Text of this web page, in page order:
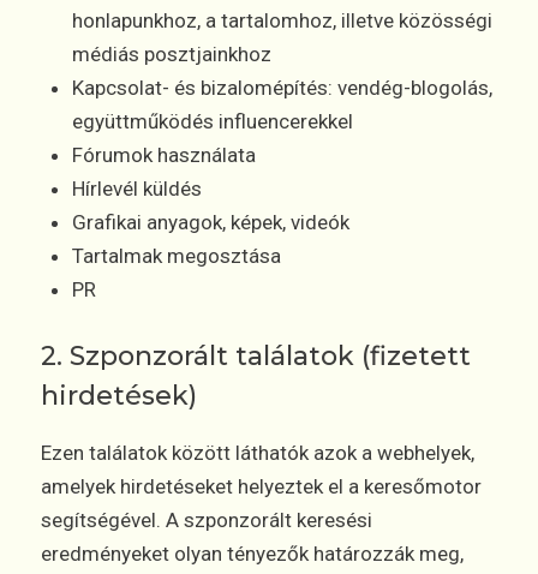
honlapunkhoz, a tartalomhoz, illetve közösségi
médiás posztjainkhoz
Kapcsolat- és bizalomépítés: vendég-blogolás,
együttműködés influencerekkel
Fórumok használata
Hírlevél küldés
Grafikai anyagok, képek, videók
Tartalmak megosztása
PR
2. Szponzorált találatok (fizetett
hirdetések)
Ezen találatok között láthatók azok a webhelyek,
amelyek hirdetéseket helyeztek el a keresőmotor
segítségével. A szponzorált keresési
eredményeket olyan tényezők határozzák meg,